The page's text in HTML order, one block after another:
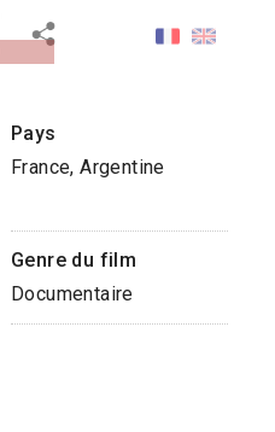
Pays
France, Argentine
Genre du film
Documentaire